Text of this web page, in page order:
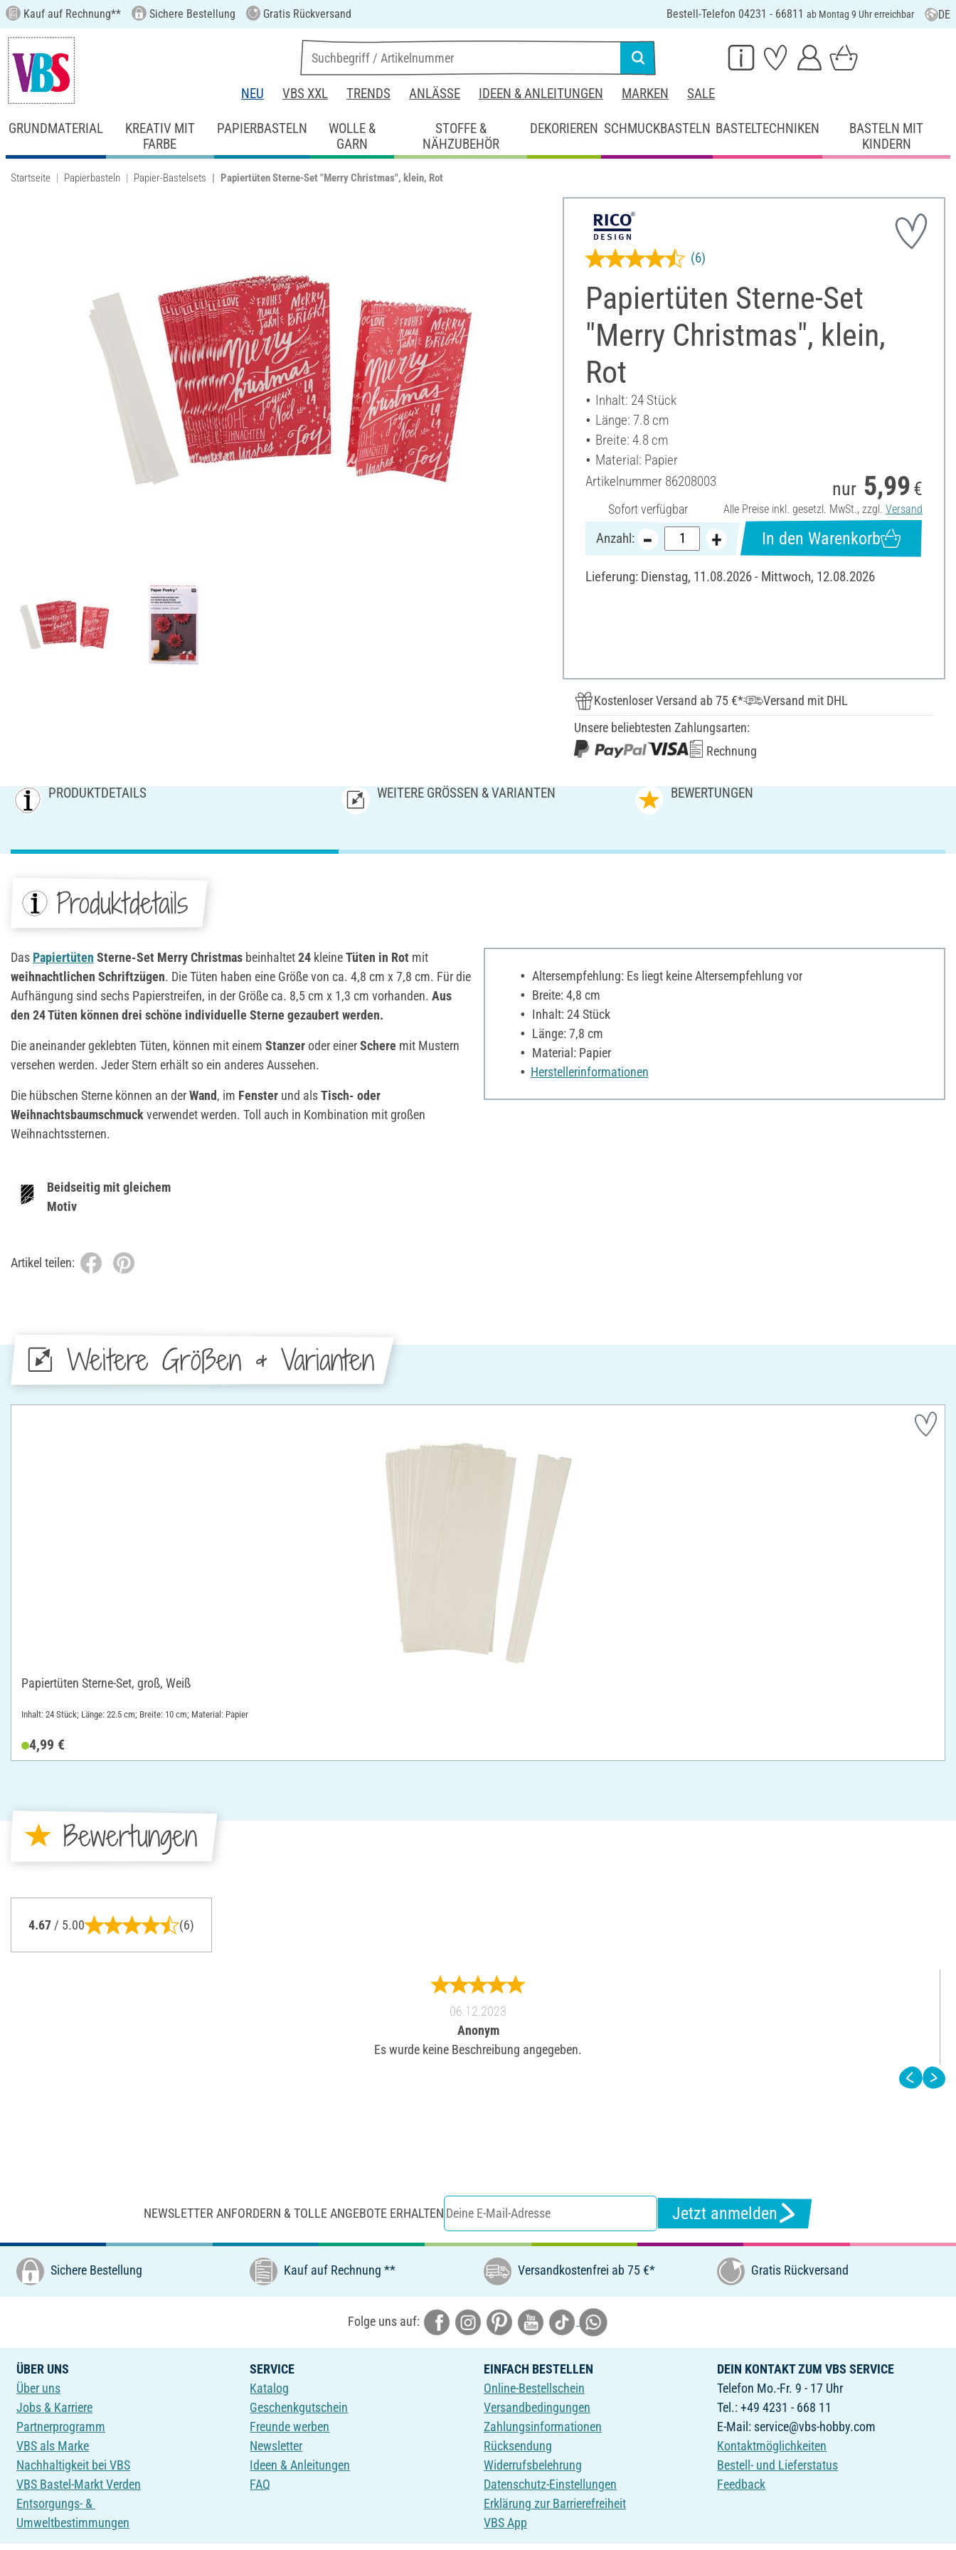
Kauf auf Rechnung** Sichere Bestellung Gratis Rückversand Bestell-Telefon 04231 - 66811 ab Montag 9 Uhr erreichbar DE
NEU VBS XXL TRENDS ANLÄSSE IDEEN & ANLEITUNGEN MARKEN SALE
GRUNDMATERIAL
KREATIV MIT
FARBE
PAPIERBASTELN
WOLLE &
GARN
STOFFE &
NÄHZUBEHÖR
DEKORIEREN SCHMUCKBASTELN BASTELTECHNIKEN
BASTELN MIT
KINDERN
Startseite Papierbasteln Papier-Bastelsets Papiertüten Sterne-Set "Merry Christmas", klein, Rot
Papiertüten Sterne-Set
"Merry Christmas", klein,
Rot
(6)
Inhalt: 24 Stück
Länge: 7.8 cm
Breite: 4.8 cm
Material: Papier
Artikelnummer 86208003
Sofort verfügbar
nur 5,99 €
Alle Preise inkl. gesetzl. MwSt., zzgl. Versand
Anzahl: In den Warenkorb
Lieferung: Dienstag, 11.08.2026 - Mittwoch, 12.08.2026
Kostenloser Versand ab 75 €*
Versand mit DHL
Unsere beliebtesten Zahlungsarten:
Rechnung
PRODUKTDETAILS WEITERE GRÖSSEN & VARIANTEN BEWERTUNGEN
Produktdetails
Das Papiertüten Sterne-Set Merry Christmas beinhaltet24 kleineTüten in Rot mit
weihnachtlichen Schriftzügen. Die Tüten haben eine Größe von ca. 4,8 cm x 7,8 cm. Für die
Aufhängung sind sechs Papierstreifen, in der Größe ca. 8,5 cm x 1,3 cm vorhanden. Aus
den 24 Tüten können drei schöne individuelle Sterne gezaubert werden.
Die aneinander geklebten Tüten, können mit einem Stanzeroder einerSchere mit Mustern
versehen werden. Jeder Stern erhält so ein anderes Aussehen.
Die hübschen Sterne können an derWand, im Fenster und alsTisch- oder
Weihnachtsbaumschmuck verwendet werden. Toll auch in Kombination mit großen
Weihnachtssternen.
Altersempfehlung: Es liegt keine Altersempfehlung vor
Breite: 4,8 cm
Inhalt: 24 Stück
Länge: 7,8 cm
Material: Papier
Herstellerinformationen
Beidseitig mit gleichem
Motiv
Artikel teilen:
Weitere Größen & Varianten
Papiertüten Sterne-Set, groß, Weiß
Inhalt: 24 Stück; Länge: 22.5 cm; Breite: 10 cm; Material: Papier
4,99 €
Bewertungen
4.67 / 5.00 (6)
06.12.2023
Anonym
Es wurde keine Beschreibung angegeben.
NEWSLETTER ANFORDERN & TOLLE ANGEBOTE ERHALTEN Jetzt anmelden
Sichere Bestellung Kauf auf Rechnung ** Versandkostenfrei ab 75 €* Gratis Rückversand
Folge uns auf:
ÜBER UNS
Über uns
Jobs & Karriere
Partnerprogramm
VBS als Marke
Nachhaltigkeit bei VBS
VBS Bastel-Markt Verden
Entsorgungs- &
Umweltbestimmungen
SERVICE
Katalog
Geschenkgutschein
Freunde werben
Newsletter
Ideen & Anleitungen
FAQ
EINFACH BESTELLEN
Online-Bestellschein
Versandbedingungen
Zahlungsinformationen
Rücksendung
Widerrufsbelehrung
Datenschutz-Einstellungen
Erklärung zur Barrierefreiheit
VBS App
DEIN KONTAKT ZUM VBS SERVICE
Telefon Mo.-Fr. 9 - 17 Uhr
Tel.: +49 4231 - 668 11
E-Mail: service@vbs-hobby.com
Kontaktmöglichkeiten
Bestell- und Lieferstatus
Feedback